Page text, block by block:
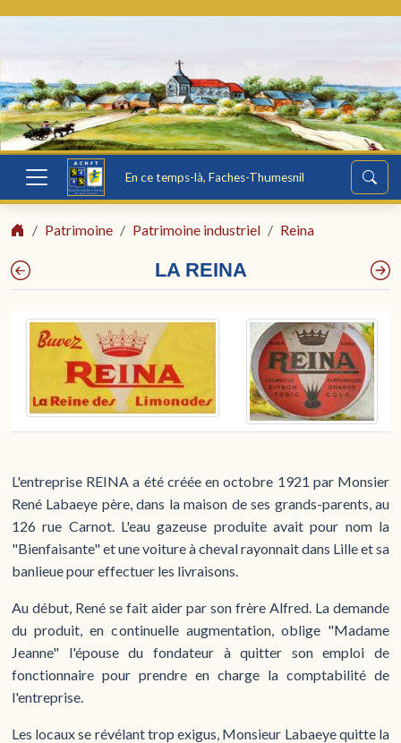
En ce temps-là, Faches-Thumesnil
Patrimoine Patrimoine industriel Reina
LA REINA
L'entreprise REINA a été créée en octobre 1921 par Monsier
René Labaeye père, dans la maison de ses grands-parents, au
126 rue Carnot. L'eau gazeuse produite avait pour nom la
"Bienfaisante" et une voiture à cheval rayonnait dans Lille et sa
banlieue pour effectuer les livraisons.
Au début, René se fait aider par son frère Alfred. La demande
du produit, en continuelle augmentation, oblige "Madame
Jeanne" l'épouse du fondateur à quitter son emploi de
fonctionnaire pour prendre en charge la comptabilité de
l'entreprise.
Les locaux se révélant trop exigus, Monsieur Labaeye quitte la